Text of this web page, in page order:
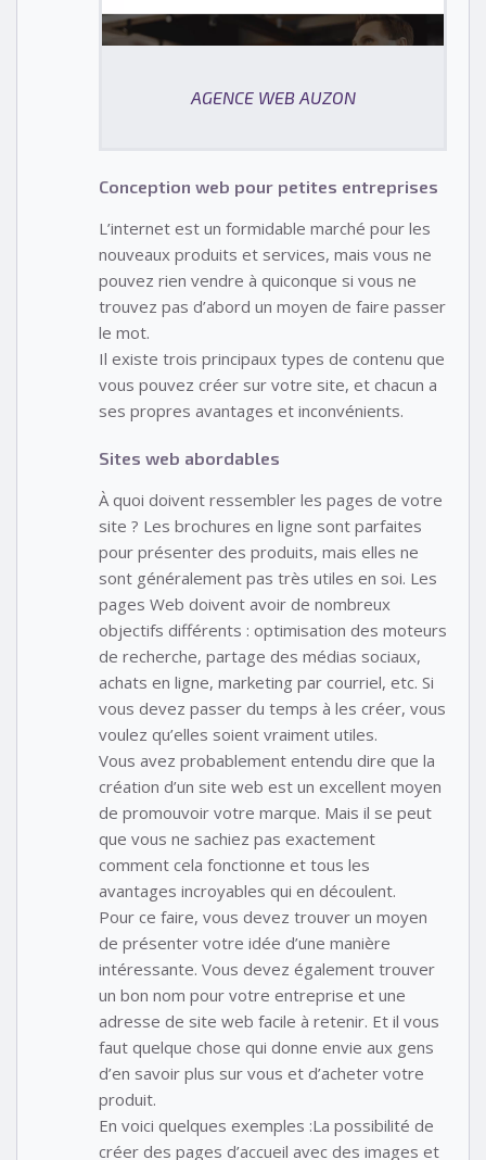
AGENCE WEB AUZON
Conception web pour petites entreprises
L’internet est un formidable marché pour les
nouveaux produits et services, mais vous ne
pouvez rien vendre à quiconque si vous ne
trouvez pas d’abord un moyen de faire passer
le mot.
Il existe trois principaux types de contenu que
vous pouvez créer sur votre site, et chacun a
ses propres avantages et inconvénients.
Sites web abordables
À quoi doivent ressembler les pages de votre
site ? Les brochures en ligne sont parfaites
pour présenter des produits, mais elles ne
sont généralement pas très utiles en soi. Les
pages Web doivent avoir de nombreux
objectifs différents : optimisation des moteurs
de recherche, partage des médias sociaux,
achats en ligne, marketing par courriel, etc. Si
vous devez passer du temps à les créer, vous
voulez qu’elles soient vraiment utiles.
Vous avez probablement entendu dire que la
création d’un site web est un excellent moyen
de promouvoir votre marque. Mais il se peut
que vous ne sachiez pas exactement
comment cela fonctionne et tous les
avantages incroyables qui en découlent.
Pour ce faire, vous devez trouver un moyen
de présenter votre idée d’une manière
intéressante. Vous devez également trouver
un bon nom pour votre entreprise et une
adresse de site web facile à retenir. Et il vous
faut quelque chose qui donne envie aux gens
d’en savoir plus sur vous et d’acheter votre
produit.
En voici quelques exemples :La possibilité de
créer des pages d’accueil avec des images et